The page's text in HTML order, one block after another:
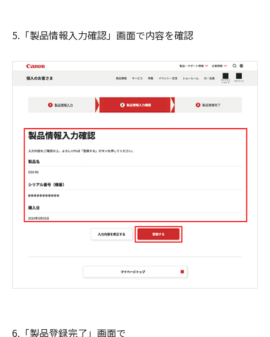
5.「製品情報入力確認」画面で内容を確認
6.「製品登録完了」画面で